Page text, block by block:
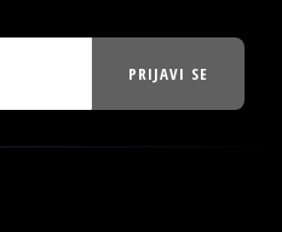
PRIJAVI SE